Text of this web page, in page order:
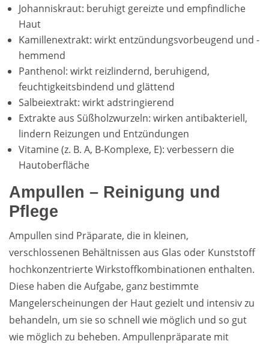
Johanniskraut: beruhigt gereizte und empfindliche
Haut
Kamillenextrakt: wirkt entzündungsvorbeugend und -
hemmend
Panthenol: wirkt reizlindernd, beruhigend,
feuchtigkeitsbindend und glättend
Salbeiextrakt: wirkt adstringierend
Extrakte aus Süßholzwurzeln: wirken antibakteriell,
lindern Reizungen und Entzündungen
Vitamine (z. B. A, B-Komplexe, E): verbessern die
Hautoberfläche
Ampullen – Reinigung und
Pflege
Ampullen sind Präparate, die in kleinen,
verschlossenen Behältnissen aus Glas oder Kunststoff
hochkonzentrierte Wirkstoffkombinationen enthalten.
Diese haben die Aufgabe, ganz bestimmte
Mangelerscheinungen der Haut gezielt und intensiv zu
behandeln, um sie so schnell wie möglich und so gut
wie möglich zu beheben. Ampullenpräparate mit